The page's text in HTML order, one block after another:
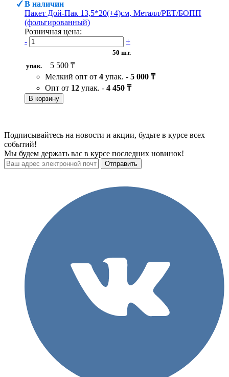
В наличии
Пакет Дой-Пак 13,5*20(+4)см, Металл/PET/БОПП
(фольгированный)
Розничная цена:
-
+
50 шт.
упак.
5 500 ₸
Мелкий опт от 4 упак. - 5 000 ₸
Опт от 12 упак. - 4 450 ₸
В корзину
Подписывайтесь на новости и акции, будьте в курсе всех
событий!
Мы будем держать вас в курсе последних новинок!